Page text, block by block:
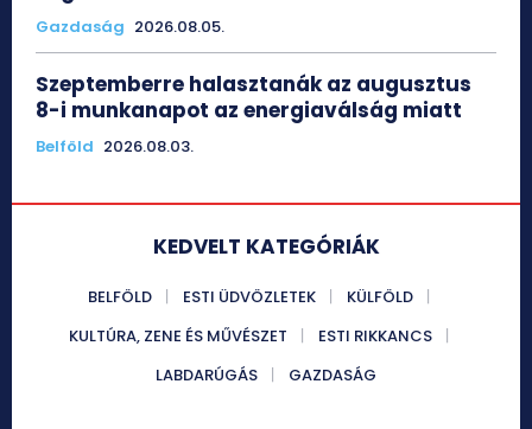
Gazdaság 2026.08.05.
Szeptemberre halasztanák az augusztus
8-i munkanapot az energiaválság miatt
Belföld 2026.08.03.
KEDVELT KATEGÓRIÁK
BELFÖLD ESTI ÜDVÖZLETEK
KÜLFÖLD
KULTÚRA, ZENE ÉS MŰVÉSZET
ESTI RIKKANCS
LABDARÚGÁS
GAZDASÁG